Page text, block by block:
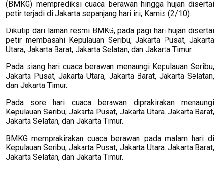
(BMKG) memprediksi cuaca berawan hingga hujan disertai
petir terjadi di Jakarta sepanjang hari ini, Kamis (2/10).
Dikutip dari laman resmi BMKG, pada pagi hari hujan disertai
petir membasahi Kepulauan Seribu, Jakarta Pusat, Jakarta
Utara, Jakarta Barat, Jakarta Selatan, dan Jakarta Timur.
Pada siang hari cuaca berawan menaungi Kepulauan Seribu,
Jakarta Pusat, Jakarta Utara, Jakarta Barat, Jakarta Selatan,
dan Jakarta Timur.
Pada sore hari cuaca berawan diprakirakan menaungi
Kepulauan Seribu, Jakarta Pusat, Jakarta Utara, Jakarta Barat,
Jakarta Selatan, dan Jakarta Timur.
BMKG memprakirakan cuaca berawan pada malam hari di
Kepulauan Seribu, Jakarta Pusat, Jakarta Utara, Jakarta Barat,
Jakarta Selatan, dan Jakarta Timur.